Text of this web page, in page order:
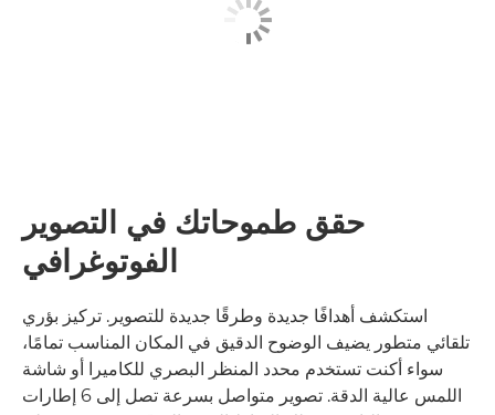
حقق طموحاتك في التصوير
الفوتوغرافي
استكشف أهدافًا جديدة وطرقًا جديدة للتصوير. تركيز بؤري
تلقائي متطور يضيف الوضوح الدقيق في المكان المناسب تمامًا،
سواء أكنت تستخدم محدد المنظر البصري للكاميرا أو شاشة
اللمس عالية الدقة. تصوير متواصل بسرعة تصل إلى 6 إطارات